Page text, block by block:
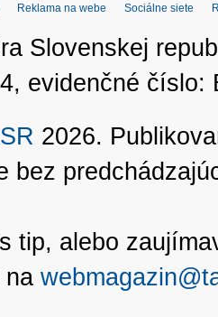
Reklama na webe Sociálne siete
Slovenskej
evidenčné číslo:
2026.
bez
tip, alebo
na